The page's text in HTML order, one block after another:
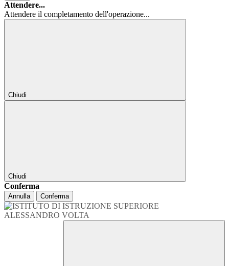
Attendere...
Attendere il completamento dell'operazione...
Chiudi
Chiudi
Conferma
Annulla Conferma